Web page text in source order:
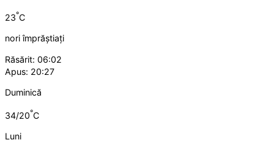
23°C
nori împrăștiați
Răsărit: 06:02
Apus: 20:27
Duminică
34/20°C
Luni